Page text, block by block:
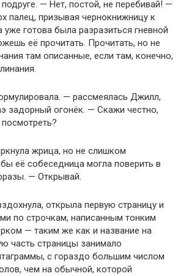
— Нет, постой, не перебивай! —
палец, призывая чернокнижницу к
готова была разразиться гневной
её прочитать. Прочитать, но не
там описанные, если там, конечно,
— рассмеялась Джилл,
задорный огонёк. — Скажи честно,
жрица, но не слишком
её собеседница могла поверить в
— Открывай.
открыла первую страницу и
по строчкам, написанным тонким
— таким же как и название на
часть страницы занимало
с гораздо большим числом
чем на обычной, которой